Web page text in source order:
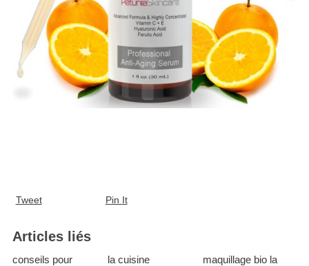
Tweet Pin It
Articles liés
conseils pour
la cuisine
maquillage bio la